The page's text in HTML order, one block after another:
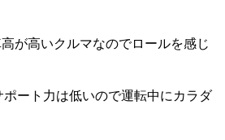
が高いクルマなのでロールを感じ
ート力は低いので運転中にカラダ